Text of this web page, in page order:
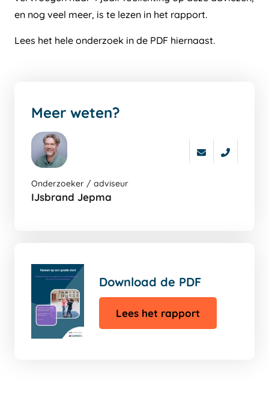
en nog veel meer, is te lezen in het rapport.
Lees het hele onderzoek in de PDF hiernaast.
Meer weten?
naar
de
Onderzoeker / adviseur
IJsbrand Jepma
Download de PDF
Lees het rapport